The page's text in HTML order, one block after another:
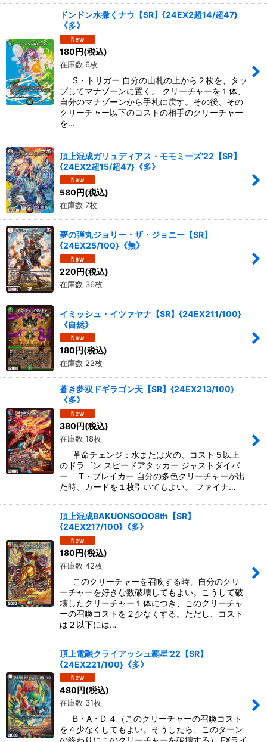
ドンドン水撒くナウ【SR】{24EX2超14/超47}
《多》
180円(税込)
在庫数 6枚
S・トリガー 自分の山札の上から２枚を、タッ
プしてマナゾーンに置く。 クリーチャーを１体、
自分のマナゾーンから手札に戻す。その後、その
クリーチャー以下のコストの相手のクリーチャー
を…
頂上混成ガリュディアス・モモミーズ’22【SR】
{24EX2超15/超47}《多》
580円(税込)
在庫数 7枚
夢の弾丸ジョリー・ザ・ジョニー【SR】
{24EX25/100}《無》
220円(税込)
在庫数 36枚
イミッシュ・イツァヤナ【SR】{24EX211/100}
《自然》
180円(税込)
在庫数 22枚
蒼き夢双ドギラゴン天【SR】{24EX213/100}
《多》
380円(税込)
在庫数 18枚
革命チェンジ：水または火の、コスト５以上
のドラゴン スピードアタッカー ジャストダイバ
ー T・ブレイカー 自分の多色クリーチャーが出
た時、カードを１枚引いてもよい。 ファイナ…
頂上混成BAKUONSOOO8th【SR】
{24EX217/100}《多》
180円(税込)
在庫数 42枚
このクリーチャーを召喚する時、自分のクリ
ーチャーを好きな数破壊してもよい。こうして破
壊したクリーチャー１体につき、このクリーチャ
ーの召喚コストを２少なくする。ただし、コスト
は２以下には…
頂上電融クライアッシュ覇星’22【SR】
{24EX221/100}《多》
480円(税込)
在庫数 31枚
B・A・D ４（このクリーチャーの召喚コスト
を４少なくしてもよい。そうしたら、このターン